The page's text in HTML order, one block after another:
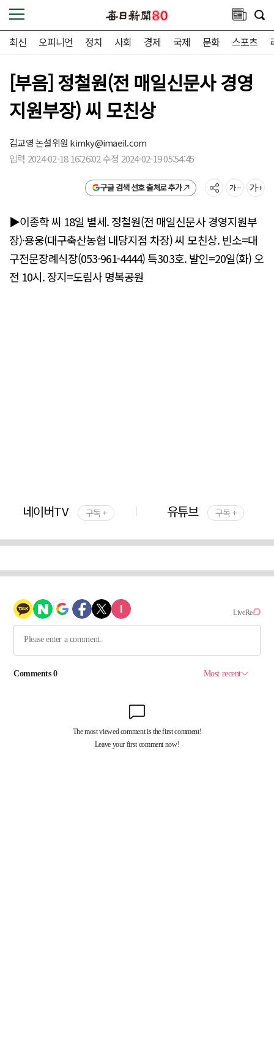
최신 오피니언 정치 사회 경제 국제 문화 스포츠
[부음] 정철원(전 매일신문사 경영
지원부장) 씨 모친상
김교영 논설위원 kimky@imaeil.com
입력 2024-02-18 16:26:02 수정 2024-02-19 05:54:45
구글 검색 선호 출처로 추가
▶이종학 씨 18일 별세. 정철원(전 매일신문사 경영지원부
장)·용웅(대구축산농협 내당지점 차장) 씨 모친상. 빈소=대
구전문장례식장(053-961-4444) 특303호. 발인=20일(화) 오
전 10시. 장지=도림사 명복공원
네이버TV 구독 + 유튜브 구독 +